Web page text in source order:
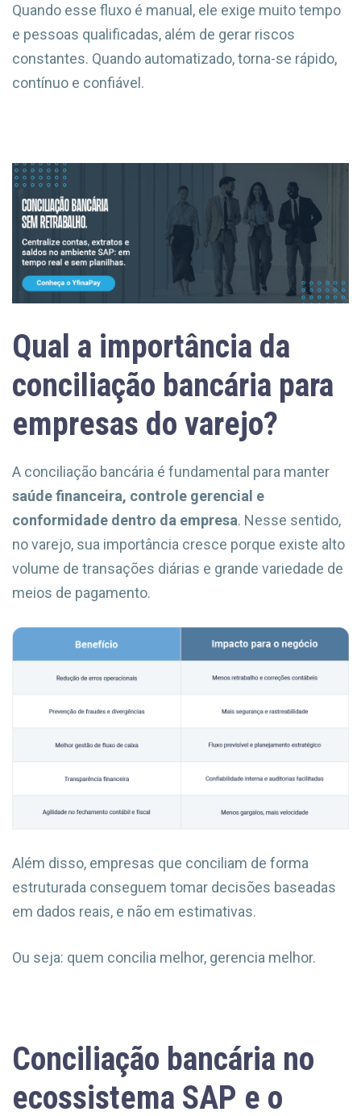
Quando esse fluxo é manual, ele exige muito tempo
e pessoas qualificadas, além de gerar riscos
constantes. Quando automatizado, torna-se rápido,
contínuo e confiável.
Qual a importância da
conciliação bancária para
empresas do varejo?
A conciliação bancária é fundamental para manter
saúde financeira, controle gerencial e
conformidade dentro da empresa. Nesse sentido,
no varejo, sua importância cresce porque existe alto
volume de transações diárias e grande variedade de
meios de pagamento.
Além disso, empresas que conciliam de forma
estruturada conseguem tomar decisões baseadas
em dados reais, e não em estimativas.
Ou seja: quem concilia melhor, gerencia melhor.
Conciliação bancária no
ecossistema SAP e o